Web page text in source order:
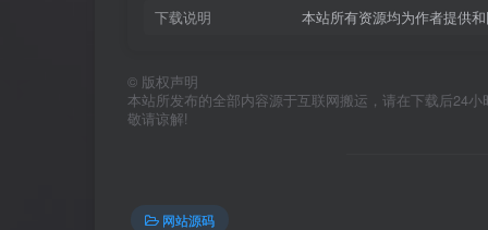
下载说明 本站所有资源均为作者提供
© 版权声明
本站所发布的全部内容源于互联网搬运，请在下载后24
敬请谅解!
网站源码